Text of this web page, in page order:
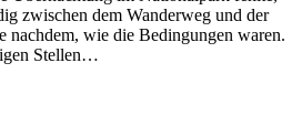
zwischen dem Wanderweg und der
nachdem, wie die Bedingungen waren.
Stellen…